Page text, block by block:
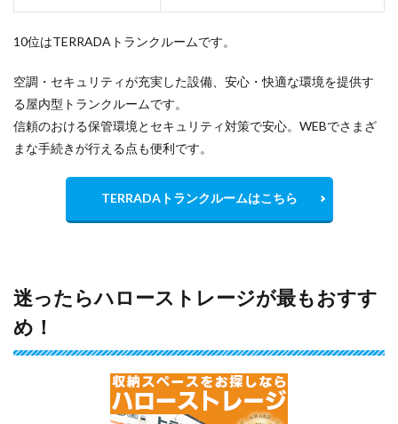
10位はTERRADAトランクルームです。
空調・セキュリティが充実した設備、安心・快適な環境を提供す
る屋内型トランクルームです。
信頼のおける保管環境とセキュリティ対策で安心。WEBでさまざ
まな手続きが行える点も便利です。
TERRADAトランクルームはこちら
迷ったらハローストレージが最もおすす
め！